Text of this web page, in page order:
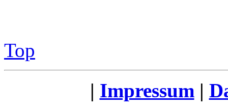
Top
| Impressum|